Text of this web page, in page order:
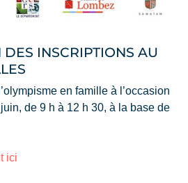
INSCRIPTIONS AU
en famille à l’occasion
de 9 h à 12 h 30, à la base de
ici